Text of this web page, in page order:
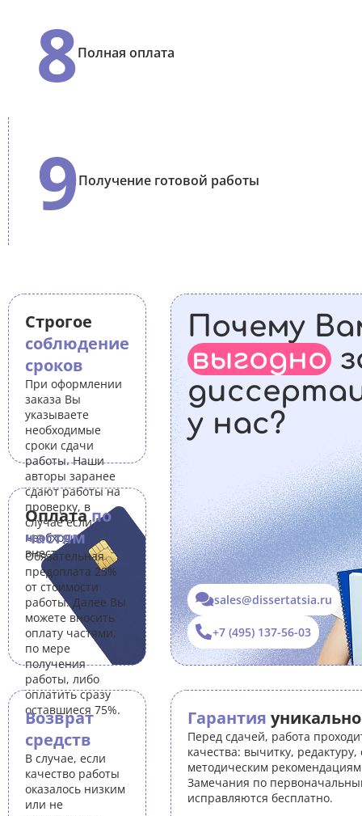
8Полная оплата
9Получение готовой работы
Строгое
соблюдение
сроков
При оформлении
заказа Вы
указываете
необходимые
сроки сдачи
работы. Наши
авторы заранее
сдают работы на
проверку, в
случае если Вам
необходимо
внести правки.
Оплатапо
частям
Обязательная
предоплата 25%
от стоимости
работы. Далее Вы
можете вносить
оплату частями,
по мере
получения
работы, либо
оплатить сразу
оставшиеся 75%.
Возврат
средств
В случае, если
качество работы
оказалось низким
или не
Почему
выгодно
у нас?
sales@dissertatsia.ru
+7 (495) 137-56-03
Гарантия
Перед сдачей, работа
качества: вычитку, редактуру,
методическим
Замечания по
исправляются бесплатно.